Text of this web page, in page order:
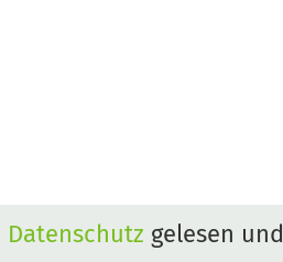
Datenschutz gelesen und